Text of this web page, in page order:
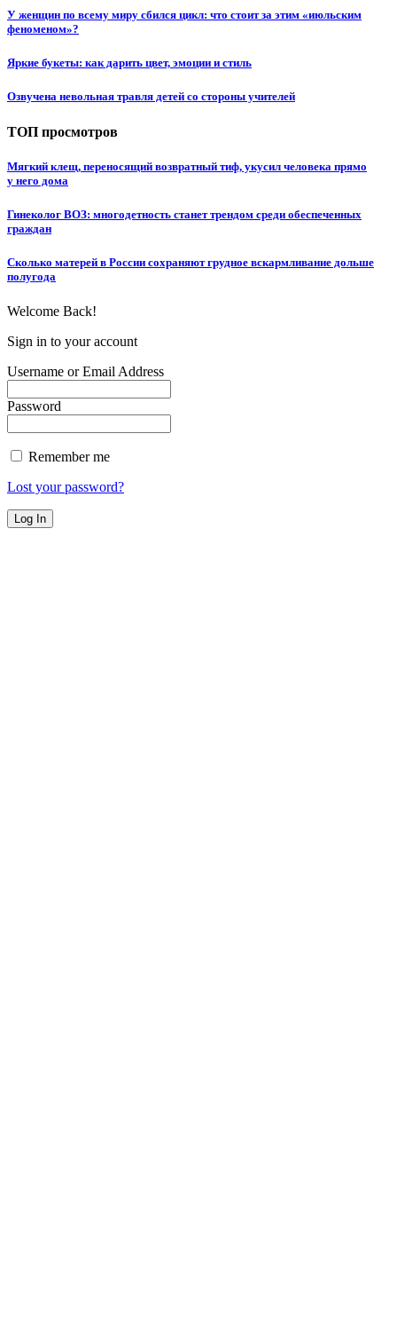
У женщин по всему миру сбился цикл: что стоит за этим «июльским
феноменом»?
Яркие букеты: как дарить цвет, эмоции и стиль
Озвучена невольная травля детей со стороны учителей
ТОП просмотров
Мягкий клещ, переносящий возвратный тиф, укусил человека прямо
у него дома
Гинеколог ВОЗ: многодетность станет трендом среди обеспеченных
граждан
Сколько матерей в России сохраняют грудное вскармливание дольше
полугода
Welcome Back!
Sign in to your account
Username or Email Address
Password
Remember me
Lost your password?